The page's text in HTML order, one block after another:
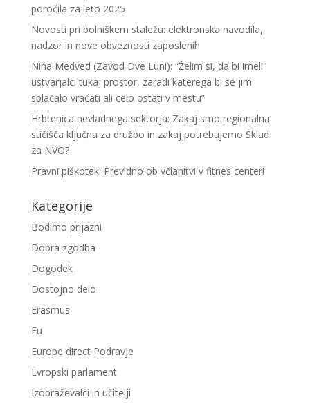
poročila za leto 2025
Novosti pri bolniškem staležu: elektronska navodila,
nadzor in nove obveznosti zaposlenih
Nina Medved (Zavod Dve Luni): “Želim si, da bi imeli
ustvarjalci tukaj prostor, zaradi katerega bi se jim
splačalo vračati ali celo ostati v mestu”
Hrbtenica nevladnega sektorja: Zakaj smo regionalna
stičišča ključna za družbo in zakaj potrebujemo Sklad
za NVO?
Pravni piškotek: Previdno ob včlanitvi v fitnes center!
Kategorije
Bodimo prijazni
Dobra zgodba
Dogodek
Dostojno delo
Erasmus
Eu
Europe direct Podravje
Evropski parlament
Izobraževalci in učitelji